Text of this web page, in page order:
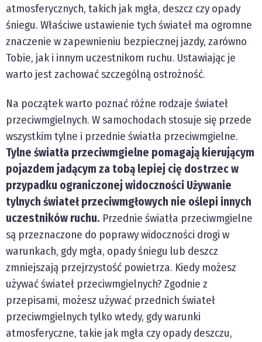
atmosferycznych, takich jak mgła, deszcz czy opady
śniegu. Właściwe ustawienie tych świateł ma ogromne
znaczenie w zapewnieniu bezpiecznej jazdy, zarówno
Tobie, jak i innym uczestnikom ruchu. Ustawiając je
warto jest zachować szczególną ostrożność.
Na początek warto poznać różne rodzaje świateł
przeciwmgielnych. W samochodach stosuje się przede
wszystkim tylne i przednie światła przeciwmgielne.
Tylne światła przeciwmgielne pomagają kierującym
pojazdem jadącym za tobą lepiej cię dostrzec w
przypadku ograniczonej widoczności Używanie
tylnych świateł przeciwmgłowych nie oślepi innych
uczestników ruchu. Przednie światła przeciwmgielne
są przeznaczone do poprawy widoczności drogi w
warunkach, gdy mgła, opady śniegu lub deszcz
zmniejszają przejrzystość powietrza. Kiedy możesz
używać świateł przeciwmgielnych? Zgodnie z
przepisami, możesz używać przednich świateł
przeciwmgielnych tylko wtedy, gdy warunki
atmosferyczne, takie jak mgła czy opady deszczu,